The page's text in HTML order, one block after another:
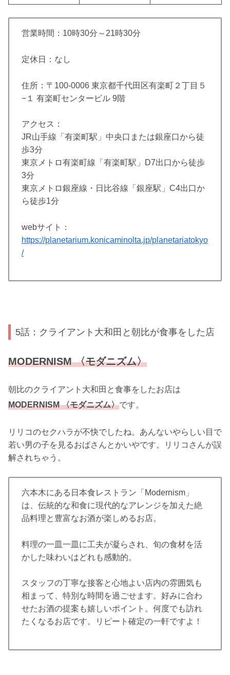
営業時間：10時30分～21時30分
定休日：なし
住所：〒100-0006 東京都千代田区有楽町２丁目５
−１ 有楽町センタービル 9階
アクセス：
JR山手線「有楽町駅」中央口または銀座口から徒
歩3分
東京メトロ有楽町線「有楽町駅」D7出口から徒歩
3分
東京メトロ銀座線・日比谷線「銀座駅」C4出口か
ら徒歩1分
webサイト：
https://planetarium.konicaminolta.jp/planetariatokyo
/
5話：クライアント大和田と朝比が食事をした店
MODERNISM 〈モダニズム〉
朝比のクライアント大和田と食事をしたお店は
MODERNISM 〈モダニズム〉です。
リリコのセクハラが不快でしたね。あんないやらしい目で
若い男の子を見るおばさんとかいやです。リリコさんが誤
解されちゃう。
六本木にある日本食レストラン「Modernism」
は、伝統的な和食に現代的なアレンジを加えた絶
品料理と豊富なお酒が楽しめるお店。
料理の一皿一皿に工夫が凝らされ、旬の食材を活
かした味わいはどれも感動的。
スタッフの丁寧な接客と心地よい店内の雰囲気も
相まって、特別な時間を過ごせます。好みに合わ
せたお酒の提案も嬉しいポイント。何度でも訪れ
たくなるお店です。リピート確定の一軒ですよ！